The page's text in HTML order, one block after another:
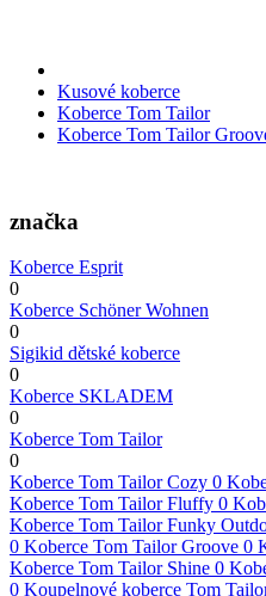
Kusové koberce
Koberce Tom Tailor
Koberce Tom Tailor
značka
Koberce Esprit
0
Koberce Schöner Wohnen
0
Sigikid dětské koberce
0
Koberce SKLADEM
0
Koberce Tom Tailor
0
Koberce Tom Tailor Cozy 0
Koberce Tom Tailor Fluffy 0
Koberce Tom Tailor Funky
0 Koberce Tom Tailor Groove 0
Koberce Tom Tailor Shine 0
0 Koupelnové koberce Tom